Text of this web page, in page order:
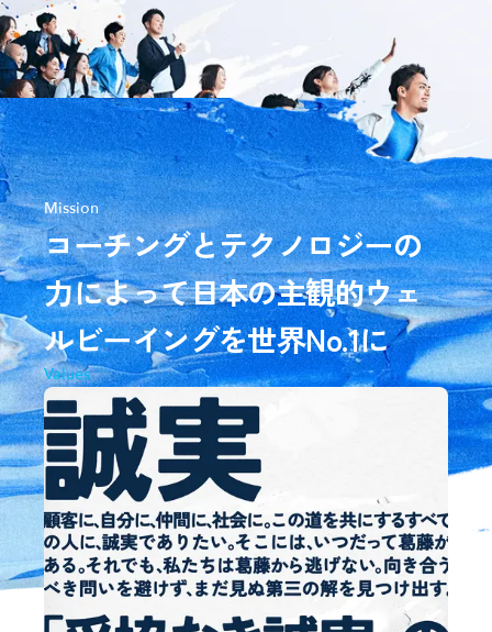
Mission
コーチングとテクノロジーの
力によって日本の主観的ウェ
ルビーイングを世界No.1に
Values